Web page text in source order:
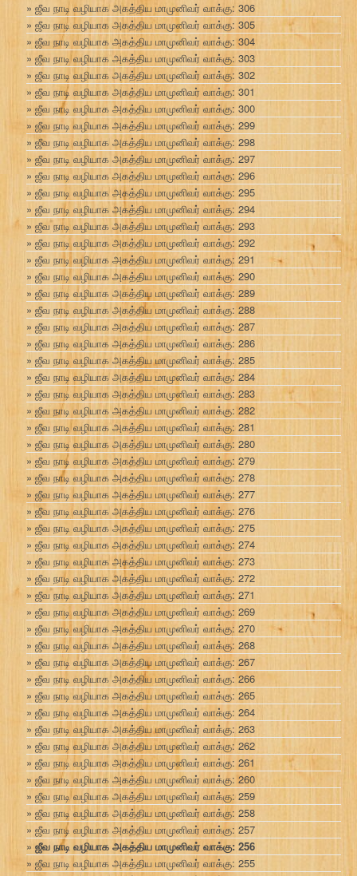
ஜீவ நாடி வழியாக அகத்திய மாமுனிவர் வாக்கு: 306
ஜீவ நாடி வழியாக அகத்திய மாமுனிவர் வாக்கு: 305
ஜீவ நாடி வழியாக அகத்திய மாமுனிவர் வாக்கு: 304
ஜீவ நாடி வழியாக அகத்திய மாமுனிவர் வாக்கு: 303
ஜீவ நாடி வழியாக அகத்திய மாமுனிவர் வாக்கு: 302
ஜீவ நாடி வழியாக அகத்திய மாமுனிவர் வாக்கு: 301
ஜீவ நாடி வழியாக அகத்திய மாமுனிவர் வாக்கு: 300
ஜீவ நாடி வழியாக அகத்திய மாமுனிவர் வாக்கு: 299
ஜீவ நாடி வழியாக அகத்திய மாமுனிவர் வாக்கு: 298
ஜீவ நாடி வழியாக அகத்திய மாமுனிவர் வாக்கு: 297
ஜீவ நாடி வழியாக அகத்திய மாமுனிவர் வாக்கு: 296
ஜீவ நாடி வழியாக அகத்திய மாமுனிவர் வாக்கு: 295
ஜீவ நாடி வழியாக அகத்திய மாமுனிவர் வாக்கு: 294
ஜீவ நாடி வழியாக அகத்திய மாமுனிவர் வாக்கு: 293
ஜீவ நாடி வழியாக அகத்திய மாமுனிவர் வாக்கு: 292
ஜீவ நாடி வழியாக அகத்திய மாமுனிவர் வாக்கு: 291
ஜீவ நாடி வழியாக அகத்திய மாமுனிவர் வாக்கு: 290
ஜீவ நாடி வழியாக அகத்திய மாமுனிவர் வாக்கு: 289
ஜீவ நாடி வழியாக அகத்திய மாமுனிவர் வாக்கு: 288
ஜீவ நாடி வழியாக அகத்திய மாமுனிவர் வாக்கு: 287
ஜீவ நாடி வழியாக அகத்திய மாமுனிவர் வாக்கு: 286
ஜீவ நாடி வழியாக அகத்திய மாமுனிவர் வாக்கு: 285
ஜீவ நாடி வழியாக அகத்திய மாமுனிவர் வாக்கு: 284
ஜீவ நாடி வழியாக அகத்திய மாமுனிவர் வாக்கு: 283
ஜீவ நாடி வழியாக அகத்திய மாமுனிவர் வாக்கு: 282
ஜீவ நாடி வழியாக அகத்திய மாமுனிவர் வாக்கு: 281
ஜீவ நாடி வழியாக அகத்திய மாமுனிவர் வாக்கு: 280
ஜீவ நாடி வழியாக அகத்திய மாமுனிவர் வாக்கு: 279
ஜீவ நாடி வழியாக அகத்திய மாமுனிவர் வாக்கு: 278
ஜீவ நாடி வழியாக அகத்திய மாமுனிவர் வாக்கு: 277
ஜீவ நாடி வழியாக அகத்திய மாமுனிவர் வாக்கு: 276
ஜீவ நாடி வழியாக அகத்திய மாமுனிவர் வாக்கு: 275
ஜீவ நாடி வழியாக அகத்திய மாமுனிவர் வாக்கு: 274
ஜீவ நாடி வழியாக அகத்திய மாமுனிவர் வாக்கு: 273
ஜீவ நாடி வழியாக அகத்திய மாமுனிவர் வாக்கு: 272
ஜீவ நாடி வழியாக அகத்திய மாமுனிவர் வாக்கு: 271
ஜீவ நாடி வழியாக அகத்திய மாமுனிவர் வாக்கு: 269
ஜீவ நாடி வழியாக அகத்திய மாமுனிவர் வாக்கு: 270
ஜீவ நாடி வழியாக அகத்திய மாமுனிவர் வாக்கு: 268
ஜீவ நாடி வழியாக அகத்திய மாமுனிவர் வாக்கு: 267
ஜீவ நாடி வழியாக அகத்திய மாமுனிவர் வாக்கு: 266
ஜீவ நாடி வழியாக அகத்திய மாமுனிவர் வாக்கு: 265
ஜீவ நாடி வழியாக அகத்திய மாமுனிவர் வாக்கு: 264
ஜீவ நாடி வழியாக அகத்திய மாமுனிவர் வாக்கு: 263
ஜீவ நாடி வழியாக அகத்திய மாமுனிவர் வாக்கு: 262
ஜீவ நாடி வழியாக அகத்திய மாமுனிவர் வாக்கு: 261
ஜீவ நாடி வழியாக அகத்திய மாமுனிவர் வாக்கு: 260
ஜீவ நாடி வழியாக அகத்திய மாமுனிவர் வாக்கு: 259
ஜீவ நாடி வழியாக அகத்திய மாமுனிவர் வாக்கு: 258
ஜீவ நாடி வழியாக அகத்திய மாமுனிவர் வாக்கு: 257
ஜீவ நாடி வழியாக அகத்திய மாமுனிவர் வாக்கு: 256
ஜீவ நாடி வழியாக அகத்திய மாமுனிவர் வாக்கு: 255